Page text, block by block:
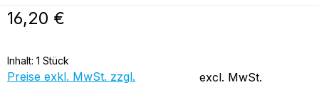
Regulärer Preis:
16,20 €
Inhalt: 1 Stück
Preise exkl. MwSt. zzgl.
excl. MwSt.